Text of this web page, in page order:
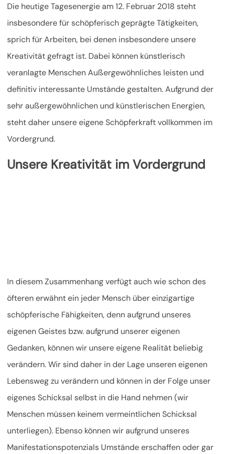
Die heutige Tagesenergie am 12. Februar 2018 steht
insbesondere für schöpferisch geprägte Tätigkeiten,
sprich für Arbeiten, bei denen insbesondere unsere
Kreativität gefragt ist. Dabei können künstlerisch
veranlagte Menschen Außergewöhnliches leisten und
definitiv interessante Umstände gestalten. Aufgrund der
sehr außergewöhnlichen und künstlerischen Energien,
steht daher unsere eigene Schöpferkraft vollkommen im
Vordergrund.
Unsere Kreativität im Vordergrund
In diesem Zusammenhang verfügt auch wie schon des
öfteren erwähnt ein jeder Mensch über einzigartige
schöpferische Fähigkeiten, denn aufgrund unseres
eigenen Geistes bzw. aufgrund unserer eigenen
Gedanken, können wir unsere eigene Realität beliebig
verändern. Wir sind daher in der Lage unseren eigenen
Lebensweg zu verändern und können in der Folge unser
eigenes Schicksal selbst in die Hand nehmen (wir
Menschen müssen keinem vermeintlichen Schicksal
unterliegen). Ebenso können wir aufgrund unseres
Manifestationspotenzials Umstände erschaffen oder gar